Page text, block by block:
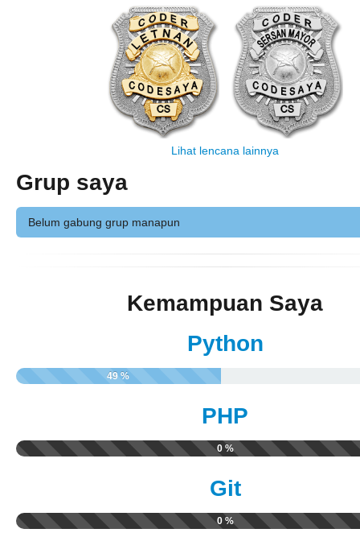
Lihat lencana lainnya
Grup saya
Belum gabung grup manapun
Kemampuan Saya
Python
49 %
PHP
0 %
Git
0 %